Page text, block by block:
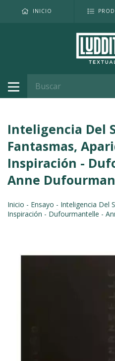
INICIO
Inteligencia Del
Fantasmas,
Inspiración -
Anne
Inicio - Ensayo - Inteligencia Del
Inspiración - Dufourmantelle -